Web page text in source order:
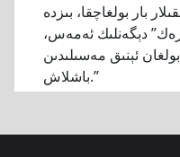
بار بولغاچقا، بىزدە
دېگەنلىك ئەمەس،
ئېنىق مەسىلىدىن
باشلاش.”